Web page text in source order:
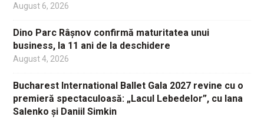
August 6, 2026
Dino Parc Râșnov confirmă maturitatea unui
business, la 11 ani de la deschidere
August 4, 2026
Bucharest International Ballet Gala 2027 revine cu o
premieră spectaculoasă: „Lacul Lebedelor”, cu Iana
Salenko și Daniil Simkin